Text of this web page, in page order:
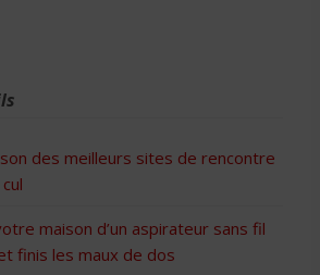
des meilleurs sites de rencontre
maison d’un aspirateur sans fil
finis les maux de dos